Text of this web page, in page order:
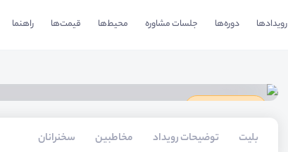
رویدادها دوره‌ها جلسات مشاوره محیط‌ها قیمت‌ها راهنما
بلیت‌ توضیحات رویداد مخاطبین سخنرانان